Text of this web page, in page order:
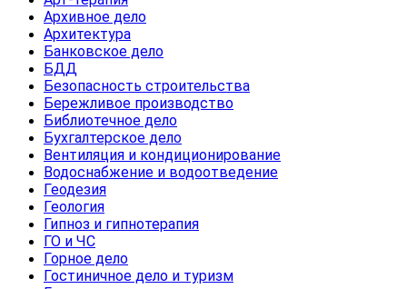
Архивное дело
Архитектура
Банковское дело
БДД
Безопасность строительства
Бережливое производство
Библиотечное дело
Бухгалтерское дело
Вентиляция и кондиционирование
Водоснабжение и водоотведение
Геодезия
Геология
Гипноз и гипнотерапия
ГО и ЧС
Горное дело
Гостиничное дело и туризм